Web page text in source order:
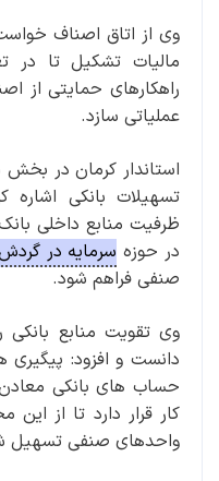
وی از اتاق اصناف
مالیات تشکیل تا در
راهکارهای حمایتی از
عملیاتی سازد.
استاندار کرمان در
تسهیلات بانکی اشاره
ظرفیت منابع داخلی
در حوزه سرمایه در
صنفی فراهم شود.
وی تقویت منابع بانکی
دانست و افزود: پیگیری
حساب های بانکی
کار قرار دارد تا از
واحدهای صنفی تسهیل